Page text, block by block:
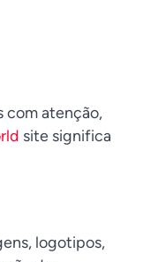
com atenção,
site significa
logotipos,